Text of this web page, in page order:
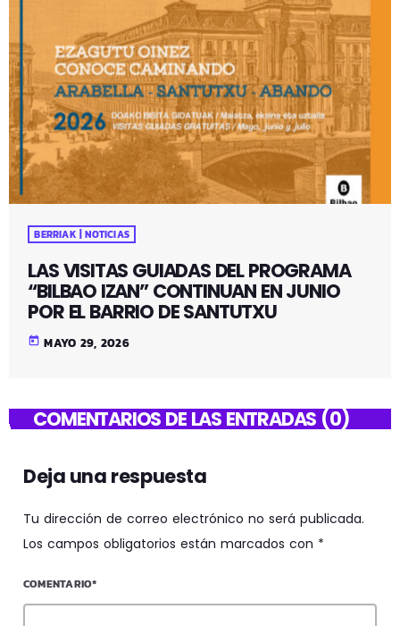
BERRIAK | NOTICIAS
LAS VISITAS GUIADAS DEL PROGRAMA
“BILBAO IZAN” CONTINUAN EN JUNIO
POR EL BARRIO DE SANTUTXU
today MAYO 29, 2026
COMENTARIOS DE LAS ENTRADAS (0)
Deja una respuesta
Tu dirección de correo electrónico no será publicada.
Los campos obligatorios están marcados con *
COMENTARIO*